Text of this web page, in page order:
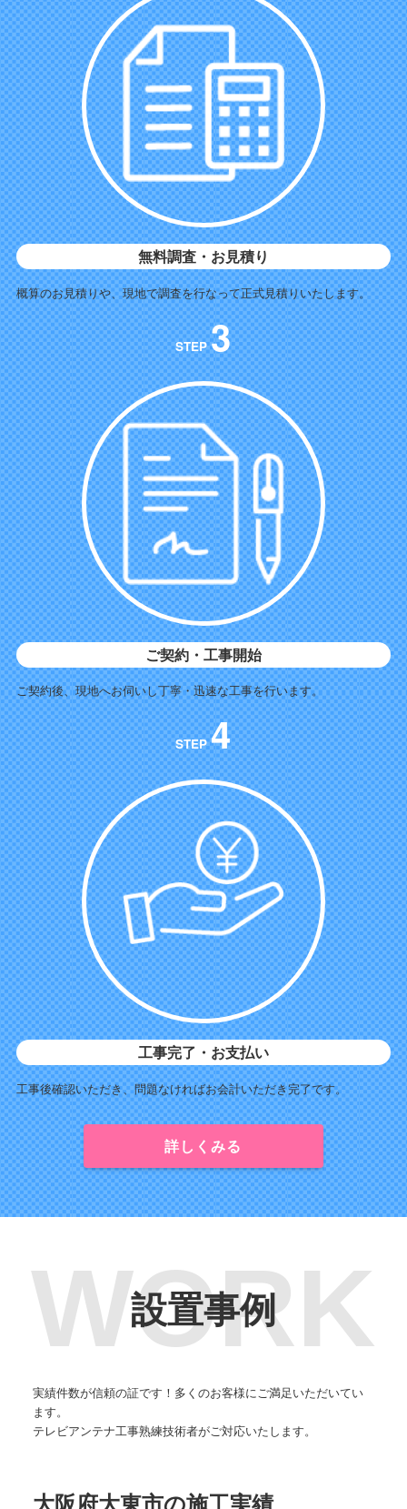
無料調査・お見積り
概算のお見積りや、現地で調査を行なって正式見積りいたします。
STEP3
ご契約・工事開始
ご契約後、現地へお伺いし丁寧・迅速な工事を行います。
STEP4
工事完了・お支払い
工事後確認いただき、問題なければお会計いただき完了です。
詳しくみる
設置事例
実績件数が信頼の証です！多くのお客様にご満足いただいてい
ます。
テレビアンテナ工事熟練技術者がご対応いたします。
大阪府大東市の施工実績